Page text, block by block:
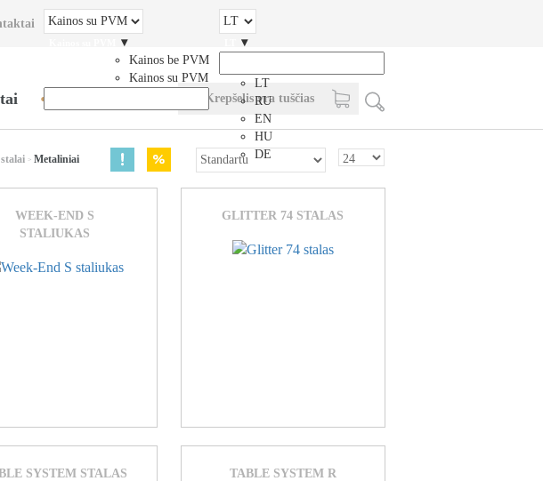
▾
Kainos be PVM
Kainos su PVM
▾
LT
RU
EN
HU
DE
Krepšelis yra tuščias
> Metaliniai
WEEK-END S
STALIUKAS
GLITTER 74 STALAS
SYSTEM STALAS
TABLE SYSTEM R